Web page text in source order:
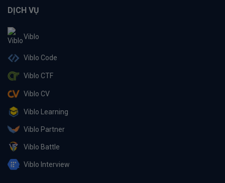
DỊCH VỤ
Viblo
Viblo Code
Viblo CTF
Viblo CV
Viblo Learning
Viblo Partner
Viblo Battle
Viblo Interview